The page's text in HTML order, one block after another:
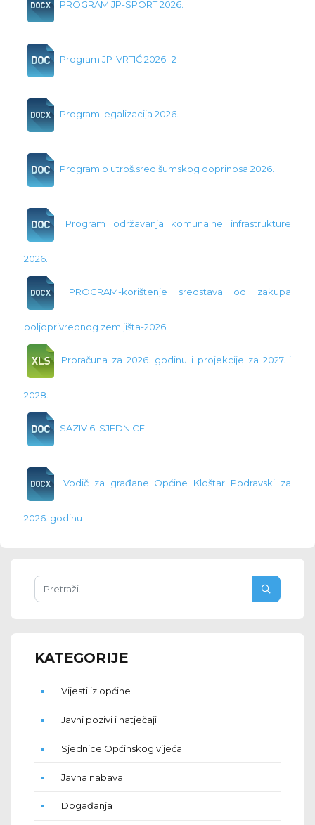
PROGRAM JP-SPORT 2026.
Program JP-VRTIĆ 2026.-2
Program legalizacija 2026.
Program o utroš.sred.šumskog doprinosa 2026.
Program održavanja komunalne infrastrukture
2026.
PROGRAM-korištenje sredstava od zakupa
poljoprivrednog zemljišta-2026.
Proračuna za 2026. godinu i projekcije za 2027. i
2028.
SAZIV 6. SJEDNICE
Vodič za građane Općine Kloštar Podravski za
2026. godinu
KATEGORIJE
Vijesti iz općine
Javni pozivi i natječaji
Sjednice Općinskog vijeća
Javna nabava
Događanja